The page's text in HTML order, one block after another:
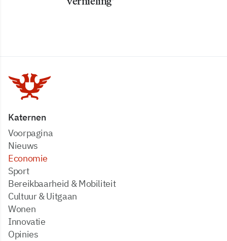
Katernen
Voorpagina
Nieuws
Economie
Sport
Bereikbaarheid & Mobiliteit
Cultuur & Uitgaan
Wonen
Innovatie
Opinies